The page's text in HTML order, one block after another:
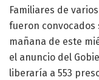
Familiares de
fueron convocados
mañana de este
el anuncio del
liberaría a 553